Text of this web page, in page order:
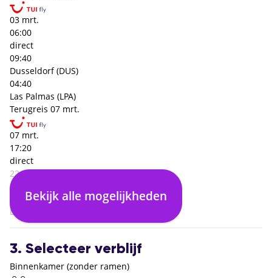
03 mrt.
06:00
direct
09:40
Dusseldorf (DUS)
04:40
Las Palmas (LPA)
Terugreis 07 mrt.
07 mrt.
17:20
direct
22:55
Las Palmas (LPA)
04:35
Dusseldorf (DUS)
Bekijk alle mogelijkheden
3. Selecteer verblijf
Binnenkamer (zonder ramen)